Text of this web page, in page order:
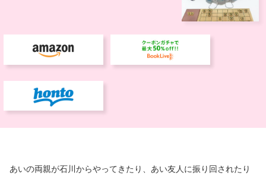
あいの両親が石川からやってきたり、あい友人に振り回されたり